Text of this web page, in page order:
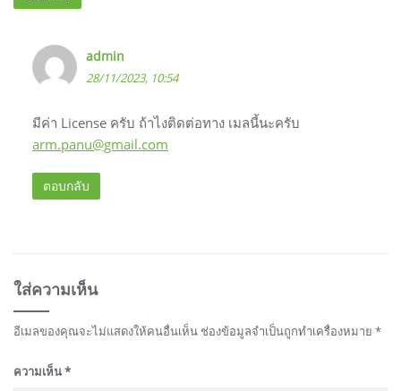
admin
28/11/2023, 10:54
มีค่า License ครับ ถ้าไงติดต่อทาง เมลนี้นะครับ
arm.panu@gmail.com
ตอบกลับ
ใส่ความเห็น
อีเมลของคุณจะไม่แสดงให้คนอื่นเห็น ช่องข้อมูลจำเป็นถูกทำเครื่องหมาย *
ความเห็น*